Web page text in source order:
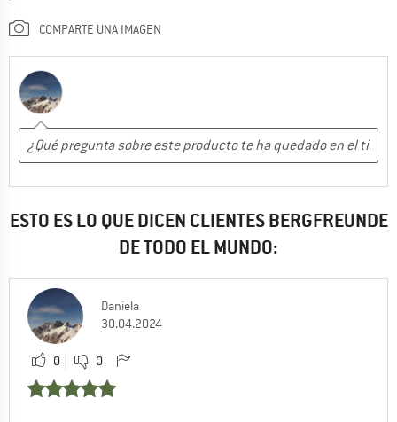
COMPARTE UNA IMAGEN
ESTO ES LO QUE DICEN CLIENTES BERGFREUNDE
DE TODO EL MUNDO:
Daniela
30.04.2024
0 0